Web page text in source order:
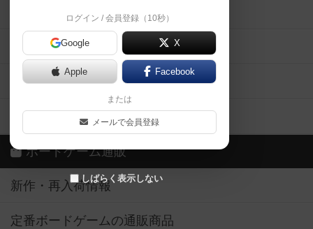
ログイン / 会員登録（10秒）
Google X
Apple Facebook
または
メールで会員登録
しばらく表示しない
掲示板・トピックス
ボドとも・会員一覧
ボードゲーム業界コラム
ボドゲーマご利用案内
ボードゲーム通販
新作・再入荷情報
定番ボードゲームの通販商品